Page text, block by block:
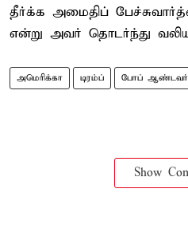
தீர்க்க அமைதிப்
என்று அவர் தொடர்ந்து
அமெரிக்கா டிரம்ப் போப் ஆண்டவர்
Show